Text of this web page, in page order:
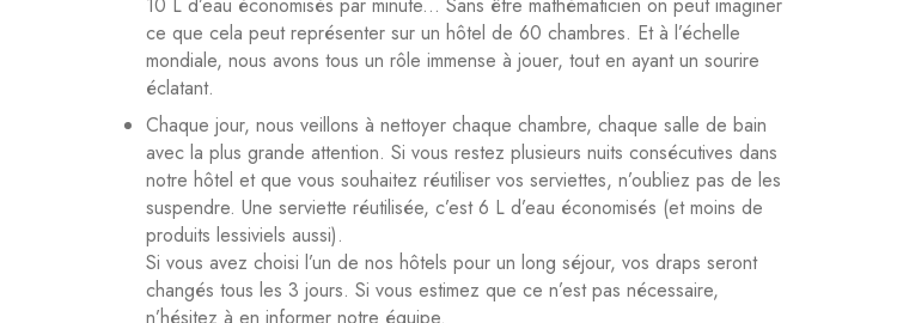
ce que cela peut représenter sur un hôtel de 60 chambres. Et à l’échelle
mondiale, nous avons tous un rôle immense à jouer, tout en ayant un sourire
éclatant.
Chaque jour, nous veillons à nettoyer chaque chambre, chaque salle de bain
avec la plus grande attention. Si vous restez plusieurs nuits consécutives dans
notre hôtel et que vous souhaitez réutiliser vos serviettes, n’oubliez pas de les
suspendre. Une serviette réutilisée, c’est 6 L d’eau économisés (et moins de
produits lessiviels aussi).
Si vous avez choisi l’un de nos hôtels pour un long séjour, vos draps seront
changés tous les 3 jours. Si vous estimez que ce n’est pas nécessaire,